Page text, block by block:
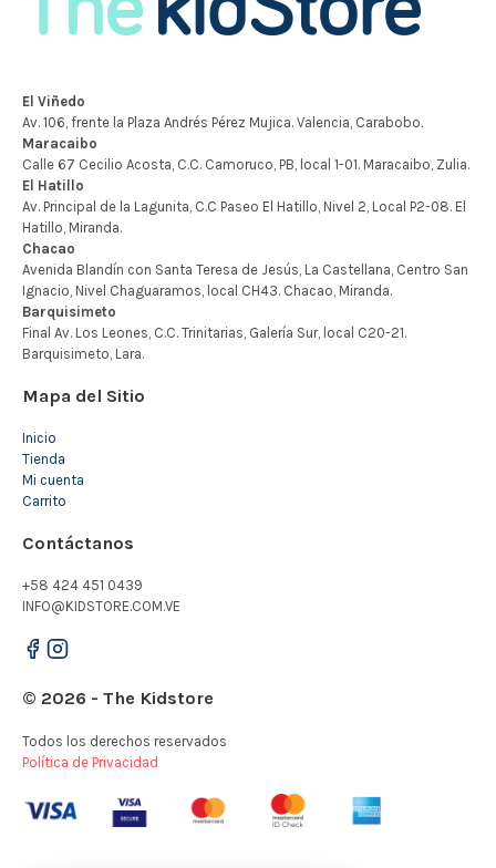
Mapa del Sitio
Inicio
Tienda
Mi cuenta
Carrito
Contáctanos
+58 424 451 0439
INFO@KIDSTORE.COM.VE
© 2026 - The Kidstore
Todos los derechos reservados
Política de Privacidad